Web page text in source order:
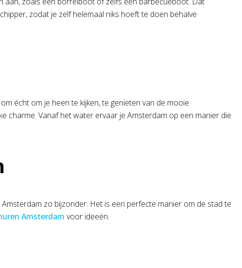
zodat je zelf helemaal niks hoeft te doen behalve
écht om je heen te kijken, te genieten van de mooie
charme. Vanaf het water ervaar je Amsterdam op een manier die
zo bijzonder. Het is een perfecte manier om de stad te
Amsterdam voor ideeën.